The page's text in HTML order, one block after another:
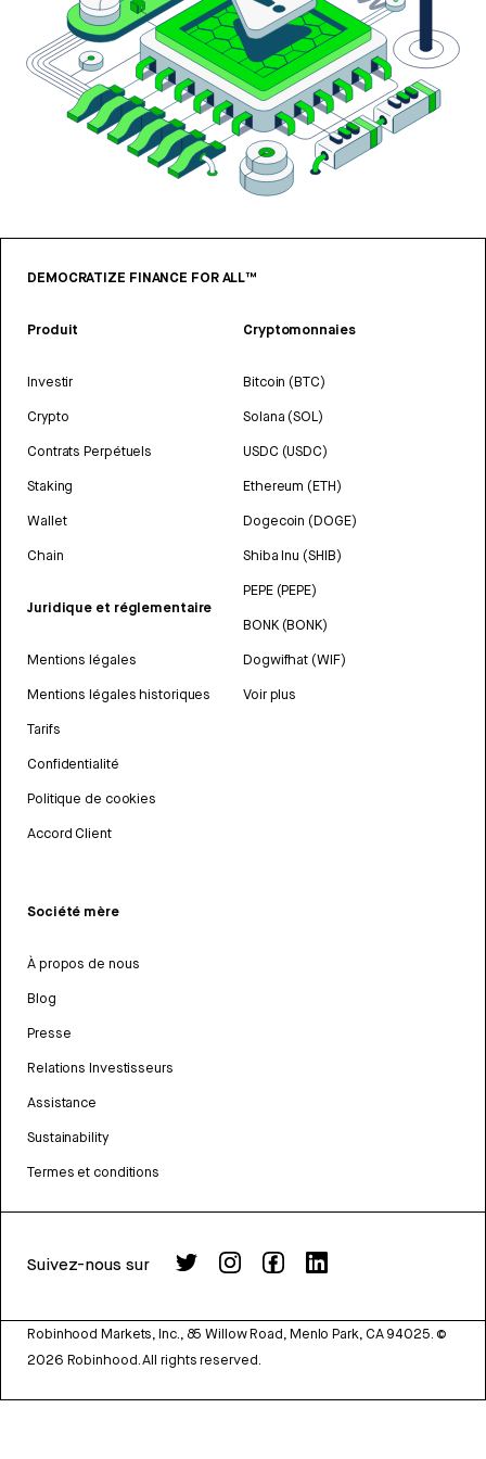
DEMOCRATIZE FINANCE FOR ALL™
Produit
Investir
Crypto
Contrats Perpétuels
Staking
Wallet
Chain
Juridique et réglementaire
Mentions légales
Mentions légales historiques
Tarifs
Confidentialité
Politique de cookies
Accord Client
Cryptomonnaies
Bitcoin (BTC)
Solana (SOL)
USDC (USDC)
Ethereum (ETH)
Dogecoin (DOGE)
Shiba Inu (SHIB)
PEPE (PEPE)
BONK (BONK)
Dogwifhat (WIF)
Voir plus
Société mère
À propos de nous
Blog
Presse
Relations Investisseurs
Assistance
Sustainability
Termes et conditions
Suivez-nous sur
Robinhood Markets, Inc., 85 Willow Road, Menlo Park, CA 94025. ©
2026 Robinhood. All rights reserved.